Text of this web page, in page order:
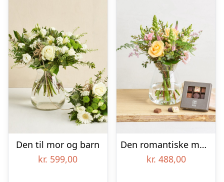
Den til mor og barn
kr. 599,00
Den romantiske med CHO CHO 9 stk.
kr. 488,00